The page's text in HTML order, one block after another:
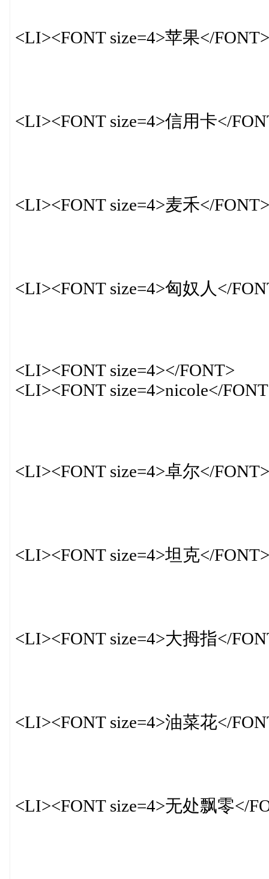
<LI><FONT size=4>苹果</FONT>
<LI><FONT size=4>信用卡</
<LI><FONT size=4>麦禾</FONT>
<LI><FONT size=4>匈奴人</
<LI><FONT size=4></FONT>
<LI><FONT size=4>nicole</
<LI><FONT size=4>卓尔</FONT>
<LI><FONT size=4>坦克</FONT>
<LI><FONT size=4>大拇指</
<LI><FONT size=4>油菜花</
<LI><FONT size=4>无处飘零</